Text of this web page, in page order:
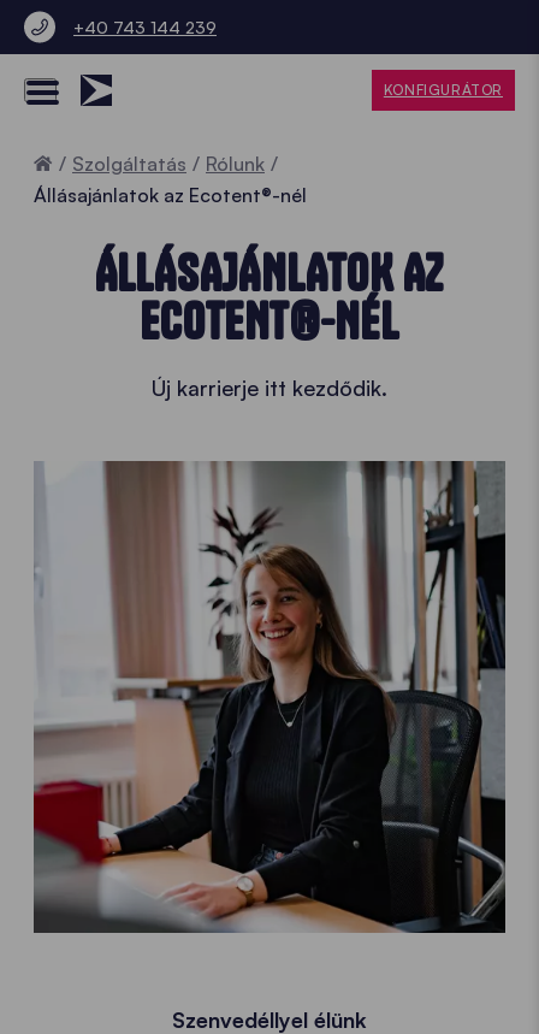
+40 743 144 239
KONFIGURÁTOR
Home
Szolgáltatás
Rólunk
Állásajánlatok az Ecotent®-nél
ÁLLÁSAJÁNLATOK AZ
ECOTENT®-NÉL
Új karrierje itt kezdődik.
Szenvedéllyel élünk